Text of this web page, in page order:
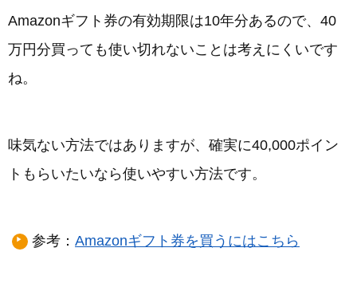
Amazonギフト券の有効期限は10年分あるので、40
万円分買っても使い切れないことは考えにくいです
ね。
味気ない方法ではありますが、確実に40,000ポイン
トもらいたいなら使いやすい方法です。
参考： Amazonギフト券を買うにはこちら